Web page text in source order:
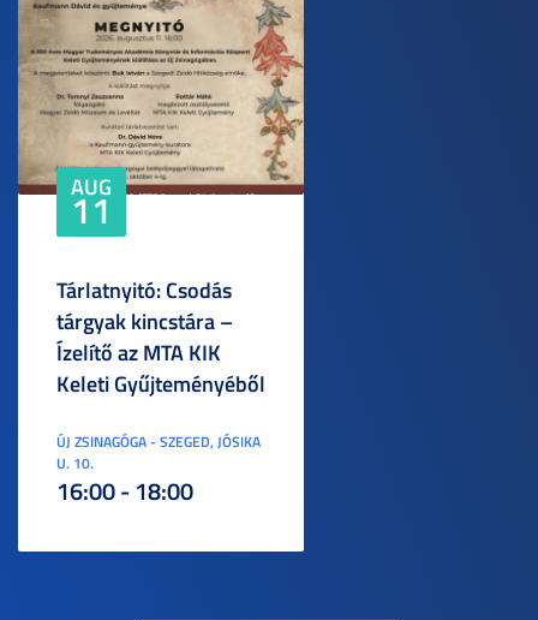
AUG
11
Tárlatnyitó: Csodás
tárgyak kincstára –
Ízelítő az MTA KIK
Keleti Gyűjteményéből
ÚJ ZSINAGÓGA - SZEGED, JÓSIKA
U. 10.
16:00 - 18:00